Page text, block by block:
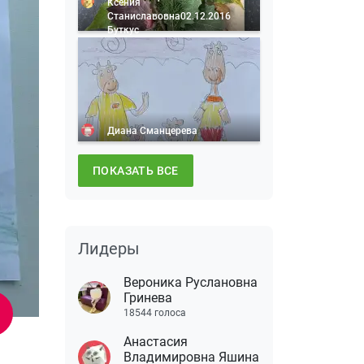
Станиславовна02.12.2016
Буткус
Диана Сманцерева
ПОКАЗАТЬ ВСЕ
Лидеры
Вероника Руслановна
Гринева
18544 голоса
Анастасия
Владимировна Яшина